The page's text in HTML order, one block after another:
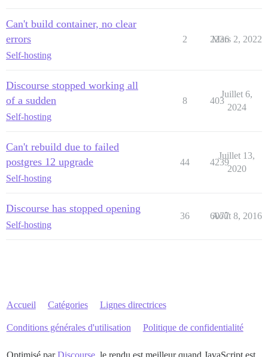
Can't build container, no clear
errors
Self-hosting
2 2236
Mars 2, 2022
Discourse stopped working all
of a sudden
Self-hosting
8 403
Juillet 6,
2024
Can't rebuild due to failed
postgres 12 upgrade
Self-hosting
44 4239
Juillet 13,
2020
Discourse has stopped opening
Self-hosting
36 6077
Août 8, 2016
Accueil Catégories Lignes directrices
Conditions générales d'utilisation Politique de confidentialité